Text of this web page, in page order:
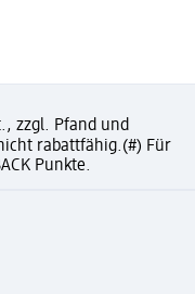
zzgl. Pfand und
rabattfähig.(#) Für
Punkte.